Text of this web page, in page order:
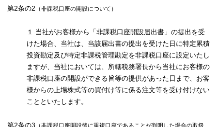
第2条の2 （非課税口座の開設について）
１ 当社がお客様から「非課税口座開設届出書」の提出を受
けた場合、当社は、当該届出書の提出を受けた日に特定累積
投資勘定及び特定非課税管理勘定を非課税口座に設定いたし
ますが、当社においては、所轄税務署長から当社にお客様の
非課税口座の開設ができる旨等の提供があった日まで、お客
様からの上場株式等の買付け等に係る注文等を受け付けない
ことといたします。
第2条の3 （非課税口座開設後に重複口座であることが判明した場合の取扱